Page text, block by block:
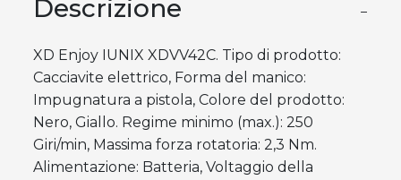
Descrizione −
XD Enjoy IUNIX XDVV42C. Tipo di prodotto:
Cacciavite elettrico, Forma del manico:
Impugnatura a pistola, Colore del prodotto:
Nero, Giallo. Regime minimo (max.): 250
Giri/min, Massima forza rotatoria: 2,3 Nm.
Alimentazione: Batteria, Voltaggio della